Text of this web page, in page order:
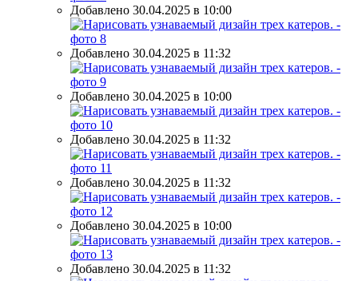
Добавлено 30.04.2025 в 10:00
Добавлено 30.04.2025 в 11:32
Добавлено 30.04.2025 в 10:00
Добавлено 30.04.2025 в 11:32
Добавлено 30.04.2025 в 11:32
Добавлено 30.04.2025 в 10:00
Добавлено 30.04.2025 в 11:32